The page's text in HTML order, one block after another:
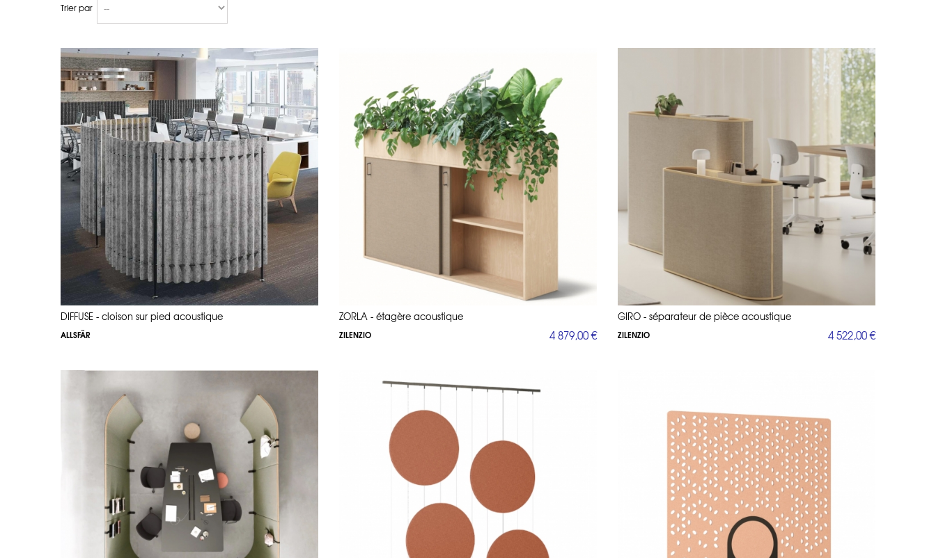
La réponse est facile avec ces panneaux acoustiques sont non seulement très performantes, mais également décoratives.
Paravents phoniques et cloisons insonorisantes, la gamme d'isolation acoustique est variée et originale. Finies les nuisances
sonores ! Ces paravents acoustiques sont modulables, parfaits pour créer des séparateurs de pièces ou espaces de travail
silencieux à la maison, dans un open-space, espace de coworking, cabinets d'architectes, ou salle d'attente par exemple.
Une cloison sur pied acoustique efficace et versatile.
Pour uneisolation acoustiqueparfaite de votre pièce, nous vous recommandons d'ajouter différents éléments de décoration
(tapis, tableaux, rideaux etc) mais aussi solutions d'insonorisation performantes telles :
plafond acoustique
papier peint
acoustique,luminaire acoustique,fauteuil acoustique séparateur acoustique de table cabine acoustique pour
les espaces de coworking et open-space.
Choisissez les tissus, les coloris, les formes, car tout ces éléments acoustiques sont fabriqués sur-mesure ! A l'honneur, le
paravent acoustique
Buzzitriplde Buzzispace.
Si vous souhaitez un complément d'information, étude acoustique ou coefficient d'absorption acoustique, mais également des
échantillons ou devis personnalisé, téléphonez nous au 01 53 30 33 30.
Trier par
DIFFUSE - cloison sur pied acoustique
ALLSFÄR
ZORLA - étagère acoustique
ZILENZIO 4 879,00 €
GIRO - séparateur de pièce acoustique
ZILENZIO 4 522,00 €